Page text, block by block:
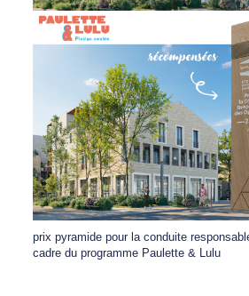
prix pyramide pour la conduite
cadre du programme Paulette & Lulu